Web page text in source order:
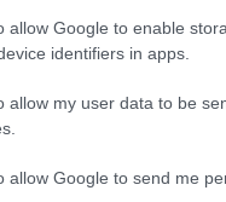
allow Google to enable
identifiers in apps.
allow my user data to be
allow Google to send me
του υπουργείου
υποκατάστασή
των 125
κρίσιμα
έχουν ήδη